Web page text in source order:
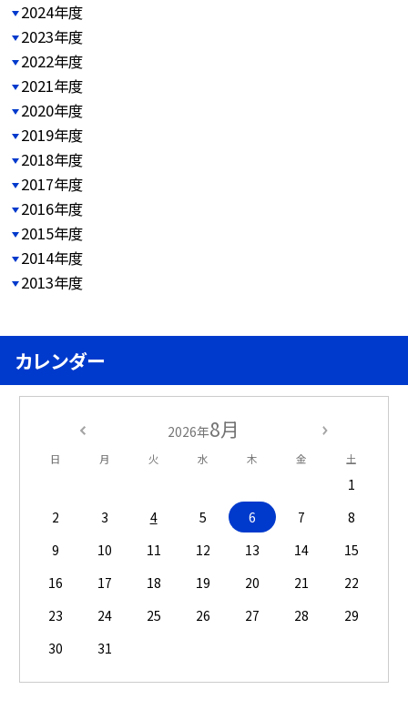
2024年度
2023年度
2022年度
2021年度
2020年度
2019年度
2018年度
2017年度
2016年度
2015年度
2014年度
2013年度
カレンダー
2026年8月
日 月 火 水 木 金 土
1
2
3 4 5 6 7
8
9
10 11 12 13 14
15
16
17 18 19 20 21
22
23
24 25 26 27 28
29
30
31